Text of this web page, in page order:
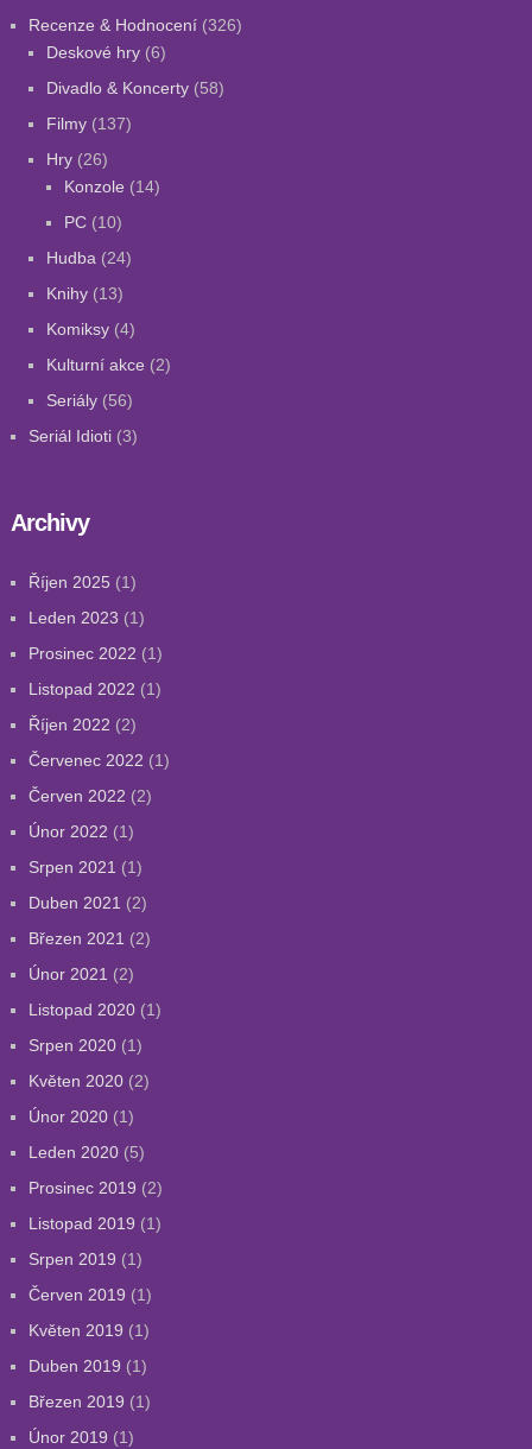
Recenze & Hodnocení(326)
Deskové hry(6)
Divadlo & Koncerty(58)
Filmy(137)
Hry(26)
Konzole (14)
PC(10)
Hudba(24)
Knihy(13)
Komiksy(4)
Kulturní akce (2)
Seriály(56)
Seriál Idioti(3)
Archivy
Říjen 2025 (1)
Leden 2023 (1)
Prosinec 2022 (1)
Listopad 2022 (1)
Říjen 2022 (2)
Červenec 2022 (1)
Červen 2022 (2)
Únor 2022 (1)
Srpen 2021 (1)
Duben 2021 (2)
Březen 2021 (2)
Únor 2021 (2)
Listopad 2020(1)
Srpen 2020(1)
Květen 2020(2)
Únor 2020(1)
Leden 2020(5)
Prosinec 2019 (2)
Listopad 2019 (1)
Srpen 2019 (1)
Červen 2019 (1)
Květen 2019 (1)
Duben 2019 (1)
Březen 2019 (1)
Únor 2019 (1)